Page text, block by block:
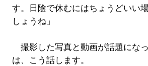
す。日陰で休むにはちょうどいい
しょうね」
撮影した写真と動画が話題にな
は、こう話します。